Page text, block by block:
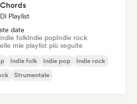
Playlist
date
Indie folkIndie popIndie rock
mie playlist più seguite
Indie folk Indie pop
Indie rock
Strumentale